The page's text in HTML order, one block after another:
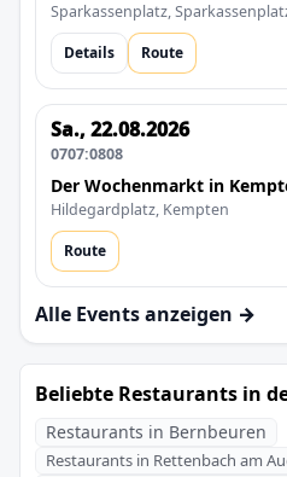
Sparkassenplatz,
Details
Route
Sa., 22.08.2026
0707:0808
Der Wochenmarkt in
Hildegardplatz, Kempten
Route
Alle Events anzeigen →
Beliebte Restaurants in
Restaurants in Bernbeuren
Restaurants in Rettenbach am